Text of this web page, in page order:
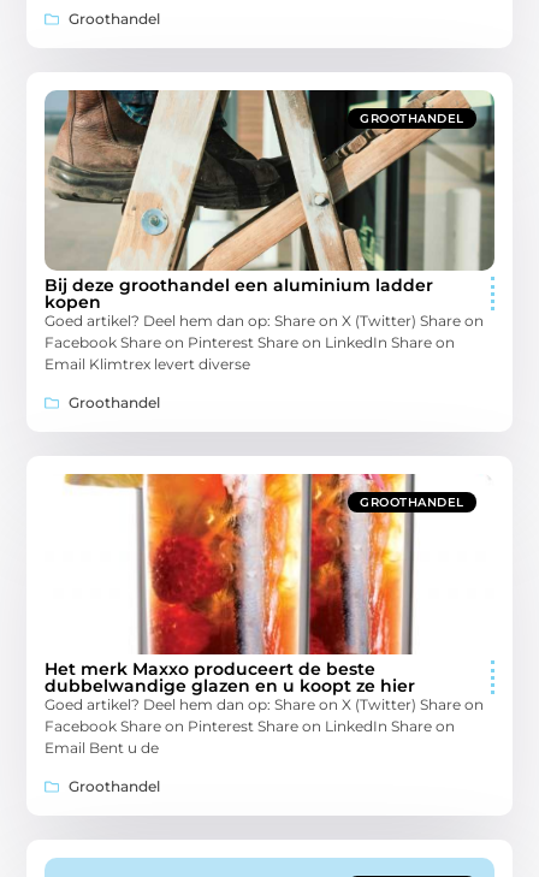
Groothandel
GROOTHANDEL
Bij deze groothandel een aluminium ladder
kopen
Goed artikel? Deel hem dan op: Share on X (Twitter) Share on
Facebook Share on Pinterest Share on LinkedIn Share on
Email Klimtrex levert diverse
Groothandel
GROOTHANDEL
Het merk Maxxo produceert de beste
dubbelwandige glazen en u koopt ze hier
Goed artikel? Deel hem dan op: Share on X (Twitter) Share on
Facebook Share on Pinterest Share on LinkedIn Share on
Email Bent u de
Groothandel